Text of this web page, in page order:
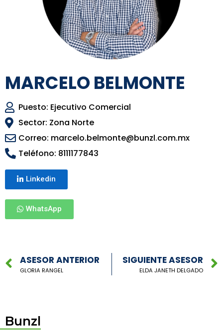
MARCELO BELMONTE
Puesto: Ejecutivo Comercial
Sector: Zona Norte
Correo: marcelo.belmonte@bunzl.com.mx
Teléfono: 8111177843
Linkedin
WhatsApp
ASESOR ANTERIOR
GLORIA RANGEL
SIGUIENTE ASESOR
ELDA JANETH DELGADO
Bunzl